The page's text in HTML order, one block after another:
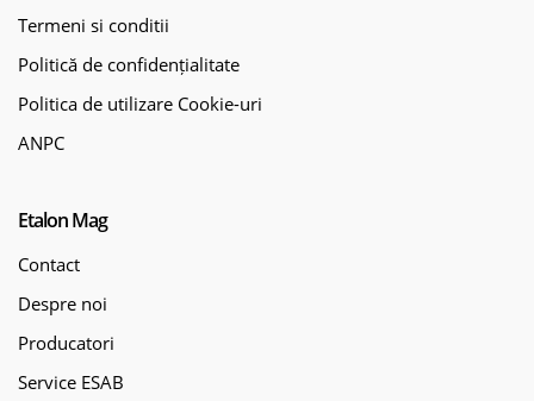
Termeni si conditii
Politică de confidențialitate
Politica de utilizare Cookie-uri
ANPC
Etalon Mag
Contact
Despre noi
Producatori
Service ESAB